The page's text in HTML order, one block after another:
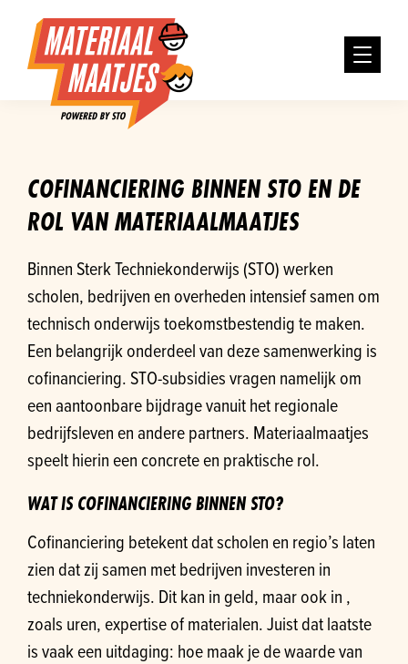
COFINANCIERING BINNEN STO EN DE
ROL VAN MATERIAALMAATJES
Binnen Sterk Techniekonderwijs (STO) werken
scholen, bedrijven en overheden intensief samen om
technisch onderwijs toekomstbestendig te maken.
Een belangrijk onderdeel van deze samenwerking is
cofinanciering. STO-subsidies vragen namelijk om
een aantoonbare bijdrage vanuit het regionale
bedrijfsleven en andere partners. Materiaalmaatjes
speelt hierin een concrete en praktische rol.
WAT IS COFINANCIERING BINNEN STO?
Cofinanciering betekent dat scholen en regio’s laten
zien dat zij samen met bedrijven investeren in
techniekonderwijs. Dit kan in geld, maar ook in ,
zoals uren, expertise of materialen. Juist dat laatste
is vaak een uitdaging: hoe maak je de waarde van